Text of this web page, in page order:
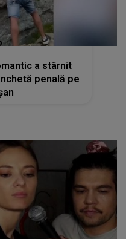
a stârnit
penală pe